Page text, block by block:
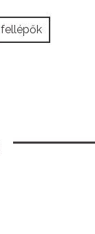
fellépők